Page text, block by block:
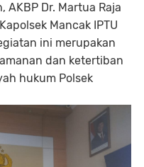
AKBP Dr. Martua Raja
Mancak IPTU
ini merupakan
dan ketertiban
hukum Polsek